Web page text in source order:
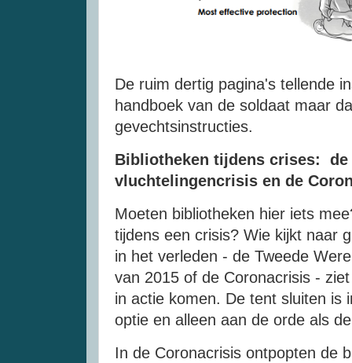
De ruim dertig pagina's tellende
handboek van de soldaat maar
gevechtsinstructies.
Bibliotheken tijdens crises: de
vluchtelingencrisis en de
Moeten bibliotheken hier iets
tijdens een crisis? Wie kijkt naar
in het verleden - de Tweede
van 2015 of de Coronacrisis -
in actie komen. De tent sluiten is
optie en alleen aan de orde als
In de Coronacrisis ontpopten de